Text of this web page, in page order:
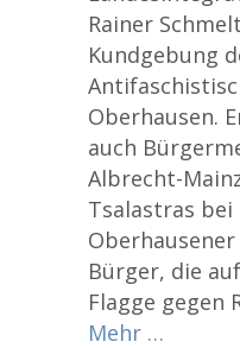
Rainer
Kundgebung
Oberhausen.
auch
Albrecht-
Tsalastras bei
Bürger, die
Flagge gegen
Mehr …